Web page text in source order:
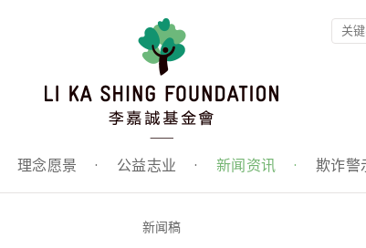
理念愿景 · 公益志业 · 新闻资讯 · 欺诈警
新闻稿